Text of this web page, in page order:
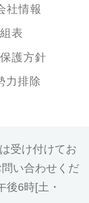
社情報
表
護方針
力排除
受け付けてお
い合わせくだ
後6時[土・